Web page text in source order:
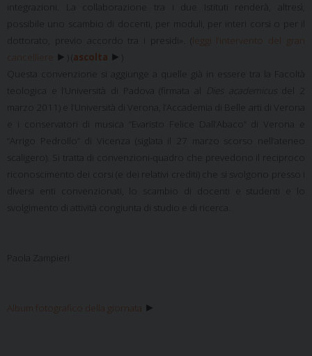
integrazioni. La collaborazione tra i due Istituti renderà, altresì,
possibile uno scambio di docenti, per moduli, per interi corsi o per il
dottorato, previo accordo tra i presidi». (
leggi l’intervento del gran
cancelliere
► ascolta ►
Questa convenzione si aggiunge a quelle già in essere tra la Facoltà
teologica e l’Università di Padova (firmata al
Dies academicus
del 2
marzo 2011) e l’Università di Verona, l’Accademia di Belle arti di Verona
e i conservatori di musica “Evaristo Felice Dall’Abaco” di Verona e
“Arrigo Pedrollo” di Vicenza (siglata il 27 marzo scorso nell’ateneo
scaligero). Si tratta di convenzioni-quadro che prevedono il reciproco
riconoscimento dei corsi (e dei relativi crediti) che si svolgono presso i
diversi enti convenzionati, lo scambio di docenti e studenti e lo
svolgimento di attività congiunta di studio e di ricerca.
Paola Zampieri
Album fotografico della giornata ►